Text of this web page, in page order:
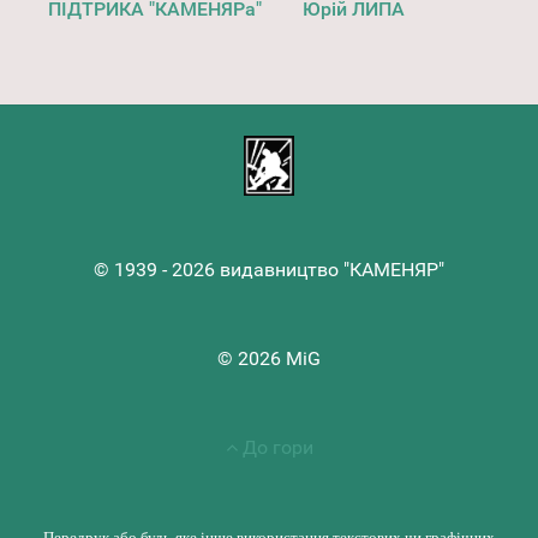
ПІДТРИКА "КАМЕНЯРа" Юрій ЛИПА
© 1939 - 2026 видавництво "КАМЕНЯР"
© 2026 MiG
До гори